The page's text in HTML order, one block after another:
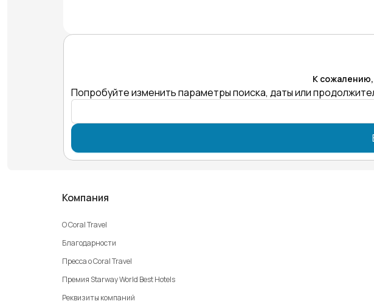
К
Попробуйте изменить параметры поиска, даты или
Компания
О Coral Travel
Благодарности
Пресса о Coral Travel
Премия Starway World Best Hotels
Реквизиты компаний